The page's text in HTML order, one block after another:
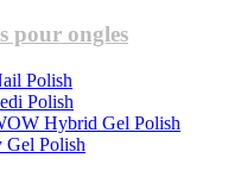
pour ongles
Polish
Polish
Hybrid Gel Polish
Gel Polish